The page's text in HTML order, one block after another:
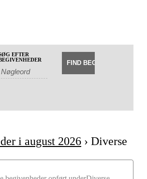
EFTER
i august 2026 › Diverse